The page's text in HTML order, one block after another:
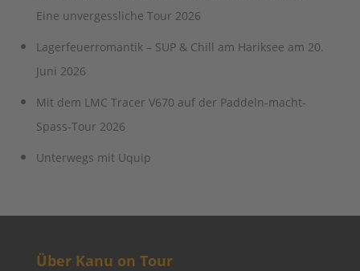
Eine unvergessliche Tour 2026
Lagerfeuerromantik – SUP & Chill am Hariksee am 20.
Juni 2026
Mit dem LMC Tracer V670 auf der Paddeln-macht-
Spass-Tour 2026
Unterwegs mit Uquip
Über Kanu on Tour